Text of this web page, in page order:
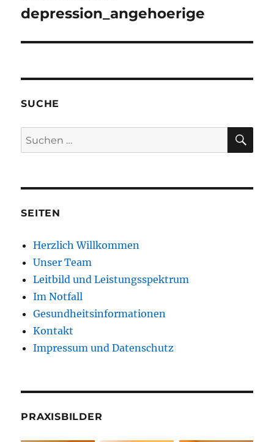
depression_angehoerige
SUCHE
Suchen
nach:
SEITEN
Herzlich Willkommen
Unser Team
Leitbild und Leistungsspektrum
Im Notfall
Gesundheitsinformationen
Kontakt
Impressum und Datenschutz
PRAXISBILDER